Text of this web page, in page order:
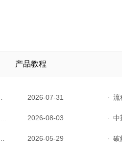
产品教程
2026-07-31 · 流程工
2026-08-03 · 中望
2026-05-29 · 破解